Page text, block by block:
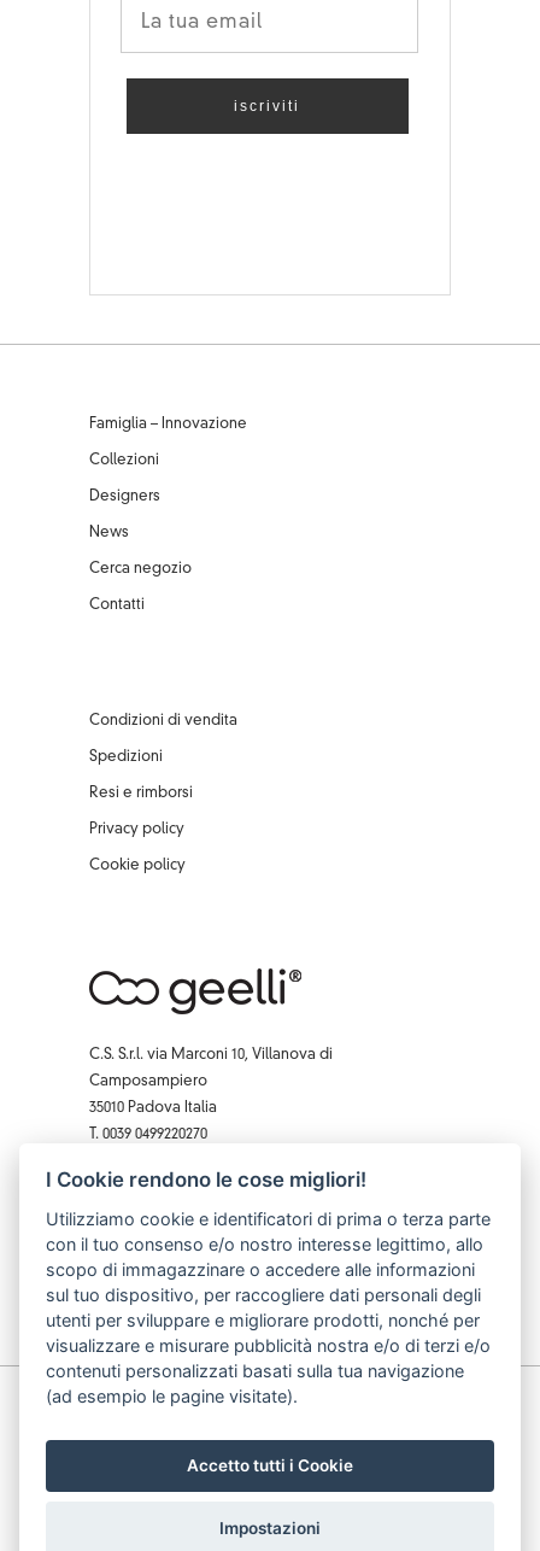
Famiglia – Innovazione
Collezioni
Designers
News
Cerca negozio
Contatti
Condizioni di vendita
Spedizioni
Resi e rimborsi
Privacy policy
Cookie policy
C.S. S.r.l. via Marconi 10, Villanova di
Camposampiero
35010 Padova Italia
T. 0039 0499220270
Facebook
Instagram
X Pinterest
YouTube
© C.S. S.r.l. p.iva: 03740490283 cod. fiscale: 03740490283
I Cookie rendono le cose migliori!
Utilizziamo cookie e identificatori di prima o terza parte
con il tuo consenso e/o nostro interesse legittimo, allo
scopo di immagazzinare o accedere alle informazioni
sul tuo dispositivo, per raccogliere dati personali degli
utenti per sviluppare e migliorare prodotti, nonché per
visualizzare e misurare pubblicità nostra e/o di terzi e/o
contenuti personalizzati basati sulla tua navigazione
(ad esempio le pagine visitate).
Accetto tutti i Cookie
Impostazioni